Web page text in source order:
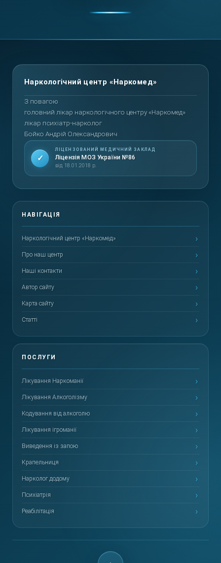
З повагою
головний лікар наркологічного центру «Наркомед»
лікар психіатр-нарколог
Бойко Андрій Олександрович
✓
ЛІЦЕНЗОВАНИЙ МЕДИЧНИЙ ЗАКЛАД
Ліцензія МОЗ України №86
від 18.01.2018 р.
Наркологічний центр «Наркомед»
Про наш центр
Наші контакти
Автор сайту
Карта сайту
Статті
Лікування Наркоманії
Лікування Алкоголізму
Кодування від алкоголю
Лікування ігроманії
Виведення із запою
Крапельниця
Нарколог додому
Психіатрія
Реабілітація